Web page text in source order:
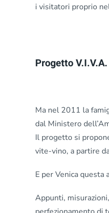
i visitatori proprio
Progetto
Ma nel 2011 la
dal Ministero
Il progetto si
vite-vino, a partire
E per Venica
Appunti,